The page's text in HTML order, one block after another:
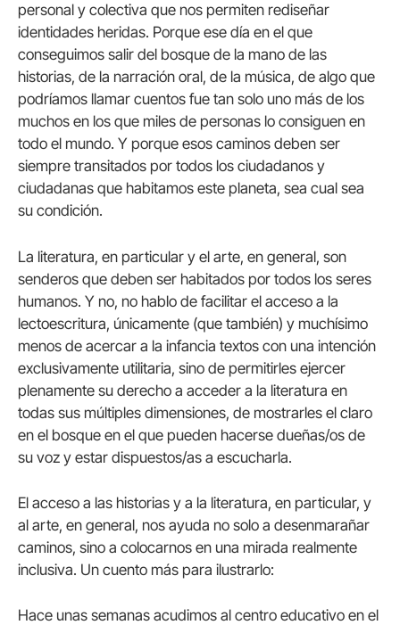
personal y colectiva que nos permiten rediseñar
identidades heridas. Porque ese día en el que
conseguimos salir del bosque de la mano de las
historias, de la narración oral, de la música, de algo que
podríamos llamar cuentos fue tan solo uno más de los
muchos en los que miles de personas lo consiguen en
todo el mundo. Y porque esos caminos deben ser
siempre transitados por todos los ciudadanos y
ciudadanas que habitamos este planeta, sea cual sea
su condición.
La literatura, en particular y el arte, en general, son
senderos que deben ser habitados por todos los seres
humanos. Y no, no hablo de facilitar el acceso a la
lectoescritura, únicamente (que también) y muchísimo
menos de acercar a la infancia textos con una intención
exclusivamente utilitaria, sino de permitirles ejercer
plenamente su derecho a acceder a la literatura en
todas sus múltiples dimensiones, de mostrarles el claro
en el bosque en el que pueden hacerse dueñas/os de
su voz y estar dispuestos/as a escucharla.
El acceso a las historias y a la literatura, en particular, y
al arte, en general, nos ayuda no solo a desenmarañar
caminos, sino a colocarnos en una mirada realmente
inclusiva. Un cuento más para ilustrarlo:
Hace unas semanas acudimos al centro educativo en el